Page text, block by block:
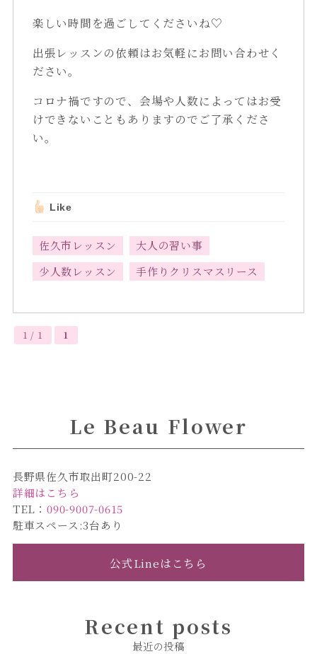
楽しい時間を過ごしてくださいね♡
出張レッスンの依頼はお気軽にお問い合わせく
ださい。
コロナ禍ですので、会場や人数によってはお受
けできないこともありますのでご了承くださ
い。
Like
佐久市レッスン
大人の習い事
少人数レッスン
手作りクリスマスリース
1 / 1 1
Le Beau Flower
長野県佐久市取出町200-22
詳細はこちら
TEL：090-9007-0615
駐車スペース:3台あり
公式Lineはこちら
Recent posts
最近の投稿